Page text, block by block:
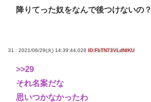
降りてった奴をなんで後つけないの？
31 : 2021/06/29(火) 14:39:44.028 ID:FbTN73VLdNIKU
>>29
それ名案だな
思いつかなかったわ